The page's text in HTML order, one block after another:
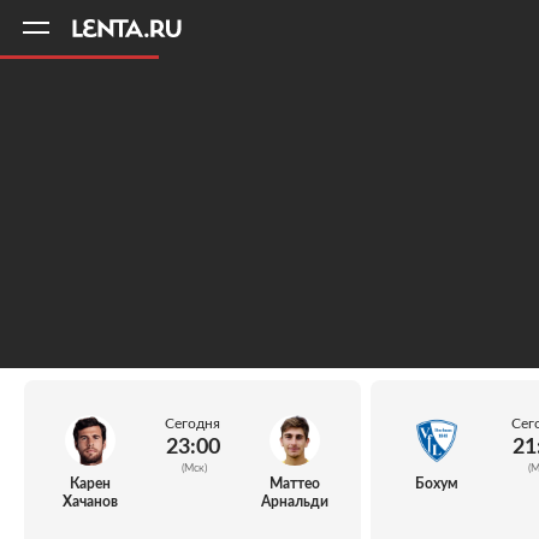
Карен
Хачанов
Сегодня
23:00
(Мск)
Маттео
Арнальди
Бохум